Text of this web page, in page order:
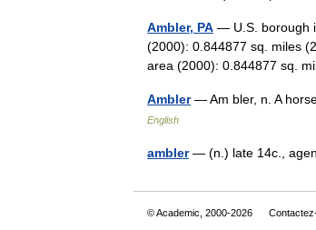
Ambler, PA — U.S. borough
(2000): 0.844877 sq. miles
area (2000): 0.844877 sq.
Ambler— Am bler, n. A
English
ambler— (n.) late 14c.,
© Academic, 2000-2026